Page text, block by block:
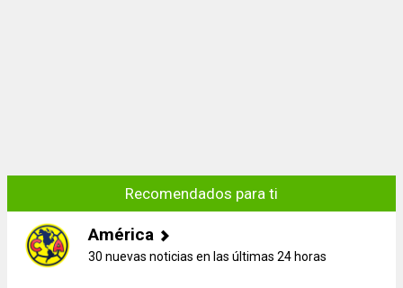
Recomendados para ti
América
30 nuevas noticias en las últimas 24 horas